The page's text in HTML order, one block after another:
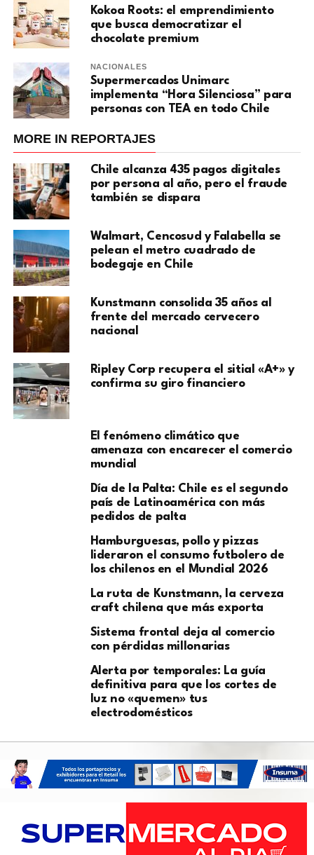
Kokoa Roots: el emprendimiento
que busca democratizar el
chocolate premium
NACIONALES
Supermercados Unimarc
implementa “Hora Silenciosa” para
personas con TEA en todo Chile
MORE IN REPORTAJES
Chile alcanza 435 pagos digitales
por persona al año, pero el fraude
también se dispara
Walmart, Cencosud y Falabella se
pelean el metro cuadrado de
bodegaje en Chile
Kunstmann consolida 35 años al
frente del mercado cervecero
nacional
Ripley Corp recupera el sitial «A+» y
confirma su giro financiero
El fenómeno climático que
amenaza con encarecer el comercio
mundial
Día de la Palta: Chile es el segundo
país de Latinoamérica con más
pedidos de palta
Hamburguesas, pollo y pizzas
lideraron el consumo futbolero de
los chilenos en el Mundial 2026
La ruta de Kunstmann, la cerveza
craft chilena que más exporta
Sistema frontal deja al comercio
con pérdidas millonarias
Alerta por temporales: La guía
definitiva para que los cortes de
luz no «quemen» tus
electrodomésticos